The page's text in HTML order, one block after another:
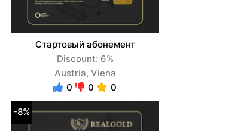
Стартовый абонемент
Discount: 6%
Austria, Viena
0
0 0
-8%